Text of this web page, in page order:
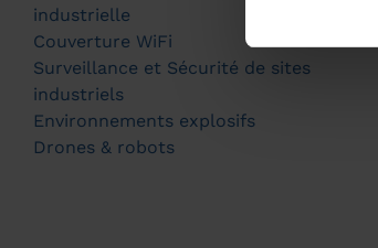
industrielle
Couverture WiFi
Surveillance et Sécurité de sites
industriels
Environnements explosifs
Drones & robots